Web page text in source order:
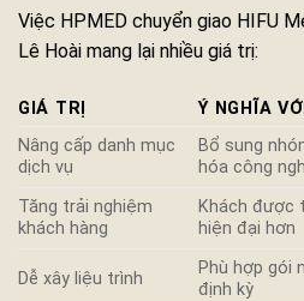
Việc HPMED chuyển giao HIFU
Lê Hoài mang lại nhiều giá trị:
GIÁ TRỊ
Ý NGHĨA
Nâng cấp danh mục
dịch vụ
Bổ sung
hóa công
Tăng trải nghiệm
khách hàng
Khách được
hiện đại hơn
Dễ xây liệu trình
Phù hợp gói
định kỳ